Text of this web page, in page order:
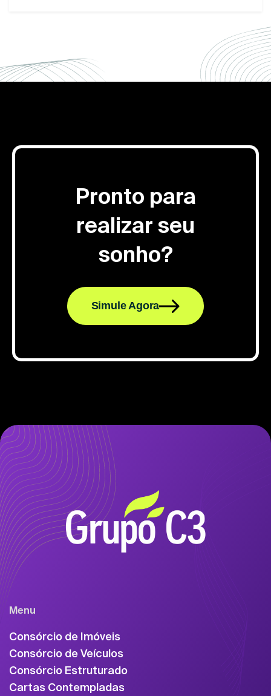
Pronto para
realizar seu
sonho?
Simule Agora
Menu
Consórcio de Imóveis
Consórcio de Veículos
Consórcio Estruturado
Cartas Contempladas